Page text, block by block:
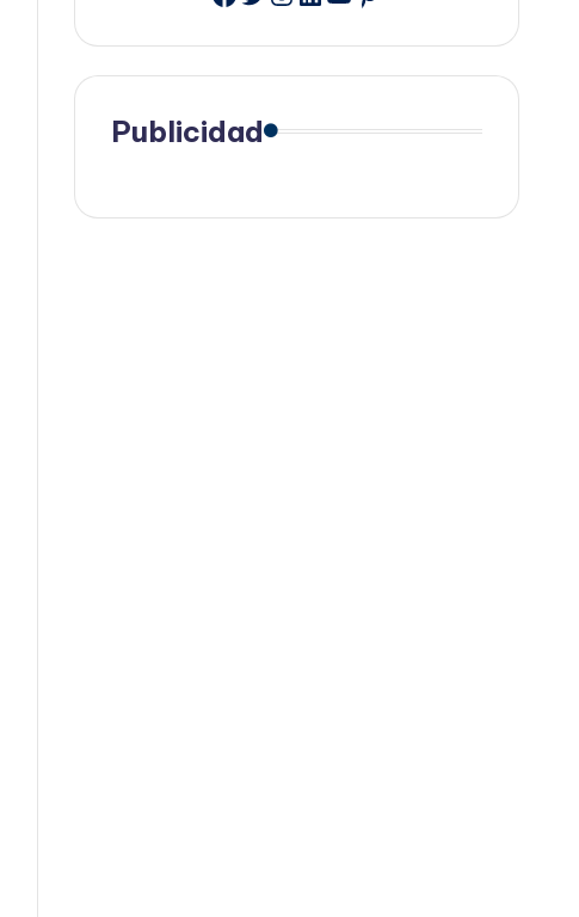
Publicidad